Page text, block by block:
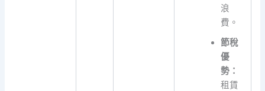
浪
費。
節稅
優
勢：
租賃